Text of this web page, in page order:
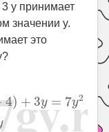
3 y принимает
значении y.
это
4) + 3y = 7y2
7 −9 8− 3y +